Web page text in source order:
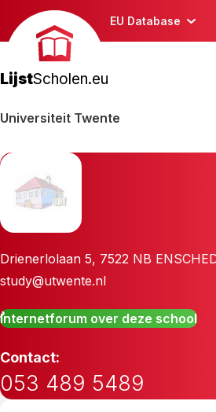
EU Database
LijstScholen.eu
Universiteit Twente
Drienerlolaan 5, 7522 NB
study@utwente.nl
Internetforum over deze school
Contact:
053 489 5489